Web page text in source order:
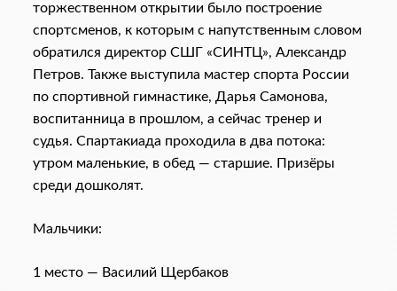
торжественном открытии было построение
спортсменов, к которым с напутственным словом
обратился директор СШГ «СИНТЦ», Александр
Петров. Также выступила мастер спорта России
по спортивной гимнастике, Дарья Самонова,
воспитанница в прошлом, а сейчас тренер и
судья. Спартакиада проходила в два потока:
утром маленькие, в обед — старшие. Призёры
среди дошколят.
Мальчики:
1 место — Василий Щербаков